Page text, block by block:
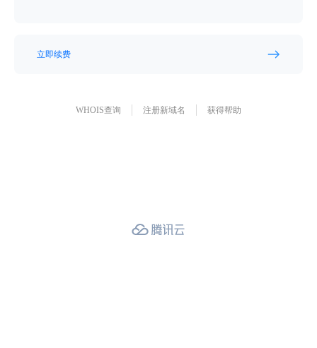
立即续费
WHOIS查询 注册新域名 获得帮助